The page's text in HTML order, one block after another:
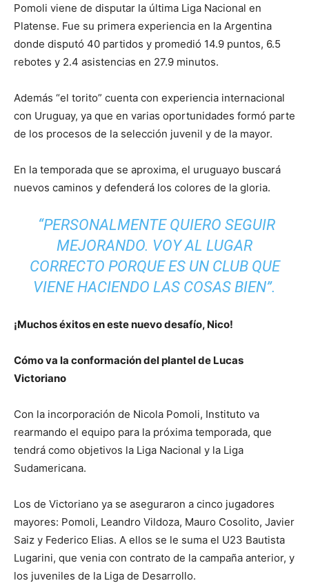
Pomoli viene de disputar la última Liga Nacional en
Platense. Fue su primera experiencia en la Argentina
donde disputó 40 partidos y promedió 14.9 puntos, 6.5
rebotes y 2.4 asistencias en 27.9 minutos.
Además “el torito” cuenta con experiencia internacional
con Uruguay, ya que en varias oportunidades formó parte
de los procesos de la selección juvenil y de la mayor.
En la temporada que se aproxima, el uruguayo buscará
nuevos caminos y defenderá los colores de la gloria.
“PERSONALMENTE QUIERO SEGUIR
MEJORANDO. VOY AL LUGAR
CORRECTO PORQUE ES UN CLUB QUE
VIENE HACIENDO LAS COSAS BIEN”.
¡Muchos éxitos en este nuevo desafío, Nico!
Cómo va la conformación del plantel de Lucas
Victoriano
Con la incorporación de Nicola Pomoli, Instituto va
rearmando el equipo para la próxima temporada, que
tendrá como objetivos la Liga Nacional y la Liga
Sudamericana.
Los de Victoriano ya se aseguraron a cinco jugadores
mayores: Pomoli, Leandro Vildoza, Mauro Cosolito, Javier
Saiz y Federico Elias. A ellos se le suma el U23 Bautista
Lugarini, que venia con contrato de la campaña anterior, y
los juveniles de la Liga de Desarrollo.